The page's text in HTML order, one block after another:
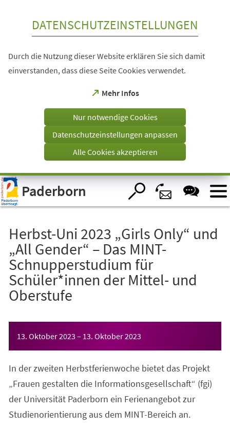
Visuelle
Assistenzsoftware
öffnen.
DATENSCHUTZEINSTELLUNGEN
Durch die Nutzung dieser Website erklären Sie sich damit
einverstanden, dass diese Seite Cookies verwendet.
Mehr Infos
(Öffnet
einem
Tab)
Nur notwendige Cookies
Datenschutzeinstellungen anpassen
Alle Cookies akzeptieren
Paderborn
Herbst-Uni 2023 „Girls Only“ und
„All Gender“ – Das MINT-
Schnupperstudium für
Schüler*innen der Mittel- und
Oberstufe
13. Oktober 2023 – 13. Oktober 2023
In der zweiten Herbstferienwoche bietet das Projekt
„Frauen gestalten die Informationsgesellschaft“ (fgi)
der Universität Paderborn ein Ferienangebot zur
Studienorientierung aus dem MINT-Bereich an.